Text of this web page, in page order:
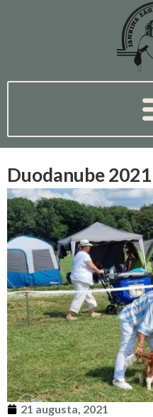
Duodanube 2021
21 augusta, 2021